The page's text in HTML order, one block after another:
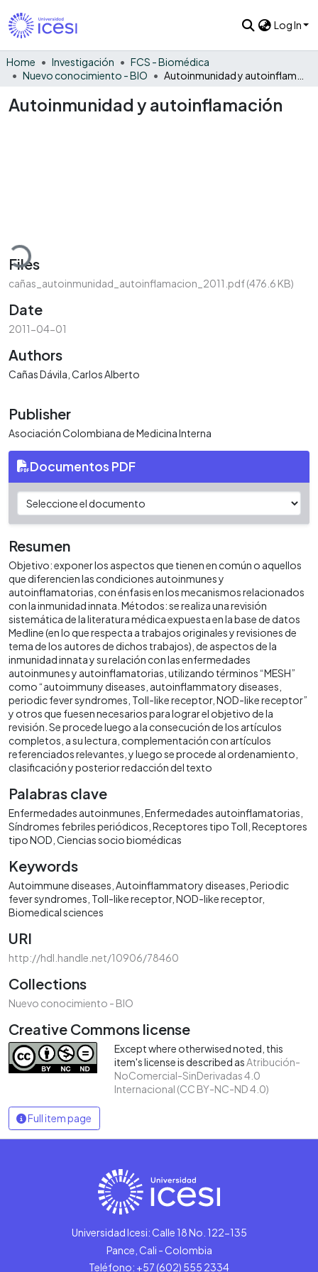
Log In
Home Investigación
FCS - Biomédica
Nuevo conocimiento - BIO
Autoinmunidad y autoinflamación
Files
cañas_autoinmunidad_autoinflamacion_2011.pdf(476.6 KB)
Date
2011-04-01
Authors
Cañas Dávila, Carlos Alberto
Publisher
Asociación Colombiana de Medicina Interna
Documentos PDF
Resumen
Objetivo: exponer los aspectos que tienen en común o aquellos
que diferencien las condiciones autoinmunes y
autoinflamatorias, con énfasis en los mecanismos relacionados
con la inmunidad innata. Métodos: se realiza una revisión
sistemática de la literatura médica expuesta en la base de datos
Medline (en lo que respecta a trabajos originales y revisiones de
tema de los autores de dichos trabajos), de aspectos de la
inmunidad innata y su relación con las enfermedades
autoinmunes y autoinflamatorias, utilizando términos “MESH”
como “autoimmuny diseases, autoinflammatory diseases,
periodic fever syndromes, Toll-like receptor, NOD-like receptor”
y otros que fuesen necesarios para lograr el objetivo de la
revisión. Se procede luego a la consecución de los artículos
completos, a su lectura, complementación con artículos
referenciados relevantes, y luego se procede al ordenamiento,
clasificación y posterior redacción del texto
Palabras clave
Enfermedades autoinmunes Enfermedades autoinflamatorias
Síndromes febriles periódicos Receptores tipo Toll Receptores
tipo NOD Ciencias socio biomédicas
Keywords
Autoimmune diseases Autoinflammatory diseases Periodic
fever syndromes Toll-like receptor NOD-like receptor
Biomedical sciences
URI
http://hdl.handle.net/10906/78460
Collections
Nuevo conocimiento - BIO
Creative Commons license
Except where otherwised noted, this
item's license is described asAtribución-
NoComercial-SinDerivadas 4.0
Internacional (CC BY-NC-ND 4.0)
Full item page
Universidad Icesi: Calle 18 No. 122-135
Pance, Cali - Colombia
Teléfono: +57 (602) 555 2334